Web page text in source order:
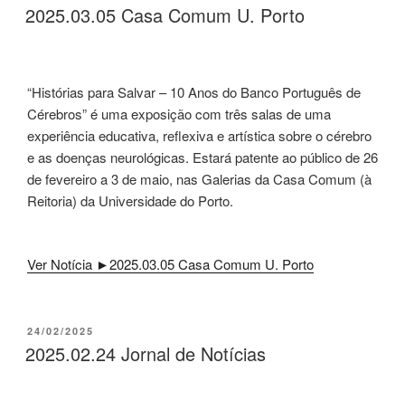
2025.03.05 Casa Comum U. Porto
“Histórias para Salvar – 10 Anos do Banco Português de
Cérebros” é uma exposição com três salas de uma
experiência educativa, reflexiva e artística sobre o cérebro
e as doenças neurológicas. Estará patente ao público de 26
de fevereiro a 3 de maio, nas Galerias da Casa Comum (à
Reitoria) da Universidade do Porto.
Ver Notícia ►2025.03.05 Casa Comum U. Porto
PUBLICADO
EM
24/02/2025
2025.02.24 Jornal de Notícias